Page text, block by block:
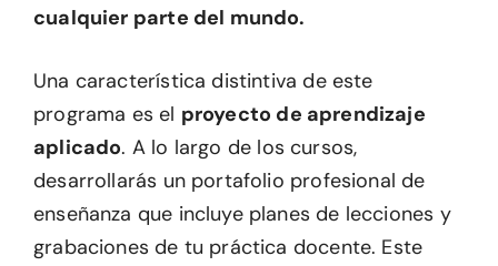
cualquier parte del mundo.
Una característica distintiva de este
programa es el proyecto de aprendizaje
aplicado. A lo largo de los cursos,
desarrollarás un portafolio profesional de
enseñanza que incluye planes de lecciones y
grabaciones de tu práctica docente. Este